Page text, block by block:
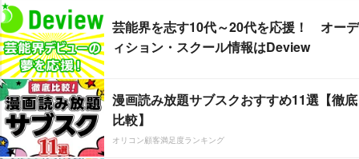
芸能界を志す10代～20代を応援！ オーデ
ィション・スクール情報はDeview
漫画読み放題サブスクおすすめ11選【徹底
比較】
オリコン顧客満足度ランキング